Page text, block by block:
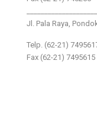
Jl. Pala Raya,
Telp. (62-21)
Fax (62-21) 7495615